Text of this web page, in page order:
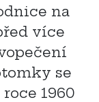
na
více
se
1960